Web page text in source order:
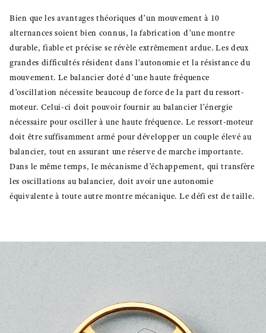
Bien que les avantages théoriques d’un mouvement à 10
alternances soient bien connus, la fabrication d’une montre
durable, fiable et précise se révèle extrêmement ardue. Les deux
grandes difficultés résident dans l’autonomie et la résistance du
mouvement. Le balancier doté d’une haute fréquence
d’oscillation nécessite beaucoup de force de la part du ressort-
moteur. Celui-ci doit pouvoir fournir au balancier l’énergie
nécessaire pour osciller à une haute fréquence. Le ressort-moteur
doit être suffisamment armé pour développer un couple élevé au
balancier, tout en assurant une réserve de marche importante.
Dans le même temps, le mécanisme d’échappement, qui transfère
les oscillations au balancier, doit avoir une autonomie
équivalente à toute autre montre mécanique. Le défi est de taille.